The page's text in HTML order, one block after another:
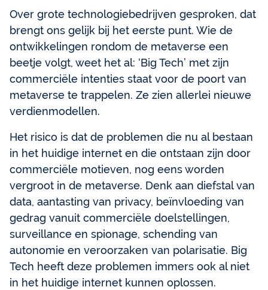
Over grote technologiebedrijven gesproken, dat
brengt ons gelijk bij het eerste punt. Wie de
ontwikkelingen rondom de metaverse een
beetje volgt, weet het al: ‘Big Tech’ met zijn
commerciële intenties staat voor de poort van
metaverse te trappelen. Ze zien allerlei nieuwe
verdienmodellen.
Het risico is dat de problemen die nu al bestaan
in het huidige internet en die ontstaan zijn door
commerciële motieven, nog eens worden
vergroot in de metaverse. Denk aan diefstal van
data, aantasting van privacy, beïnvloeding van
gedrag vanuit commerciële doelstellingen,
surveillance en spionage, schending van
autonomie en veroorzaken van polarisatie. Big
Tech heeft deze problemen immers ook al niet
in het huidige internet kunnen oplossen.